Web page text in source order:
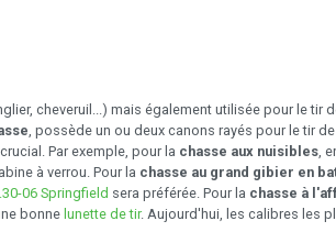
cheveruil...) mais également utilisée pour le tir
, possède un ou deux canons rayés pour le tir
Par exemple, pour la chasse aux nuisibles ,
à verrou. Pour la chasse au grand gibier en
.30-06 Springfield sera préférée. Pour la chasse à
bonnelunette de tir. Aujourd'hui, les calibres les